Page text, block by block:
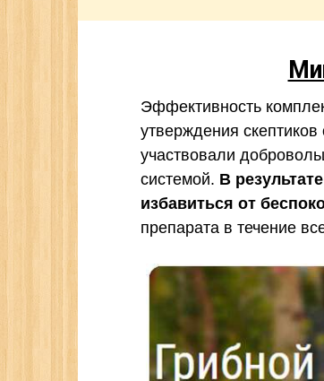
Эффективность
утверждения
участвовали
системой. В
избавиться от
препарата в течение